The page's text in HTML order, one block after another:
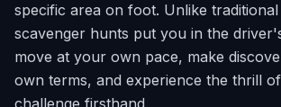
specific area on foot. Unlike
scavenger hunts put you in the
move at your own pace, make
own terms, and experience the thrill
challenge firsthand.